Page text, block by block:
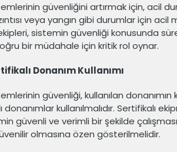
güvenliğini artırmak için, acil
veya yangın gibi durumlar için
sistemin güvenliği konusunda
bir müdahale için kritik rol oynar.
Donanım Kullanımı
güvenliği, kullanılan
kullanılmalıdır. Sertifikalı
güvenli ve verimli bir şekilde
olmasına özen gösterilmelidir.